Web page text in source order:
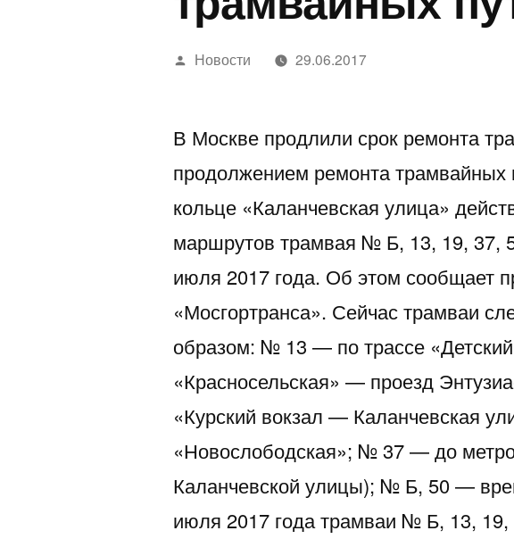
Написано
Новости 29.06.2017
В Москве продлили срок ремонта
продолжением ремонта трамвайных
кольце «Каланчевская улица»
маршрутов трамвая № Б, 13, 19, 37,
июля 2017 года. Об этом сообщает
«Мосгортранса». Сейчас трамваи
образом: № 13 — по трассе
«Красносельская» — проезд
«Курский вокзал — Каланчевская
«Новослободская»; № 37 — до
Каланчевской улицы); № Б, 50 —
июля 2017 года трамваи № Б, 13, 19,